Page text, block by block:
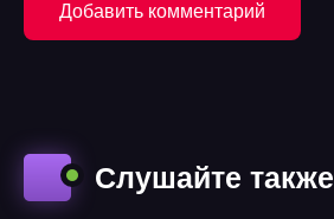
Добавить комментарий
Слушайте также